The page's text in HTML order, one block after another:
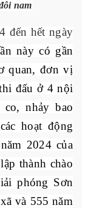
nam
đến hết ngày
này có gần
quan, đơn vị
đấu ở 4 nội
nhảy bao
hoạt động
2024 của
thành chào
phóng Sơn
và 555 năm